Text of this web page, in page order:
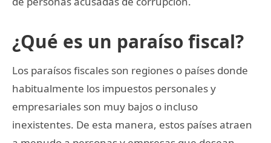
¿Qué es un paraíso fiscal?
Los paraísos fiscales son regiones o países donde
habitualmente los impuestos personales y
empresariales son muy bajos o incluso
inexistentes. De esta manera, estos países atraen